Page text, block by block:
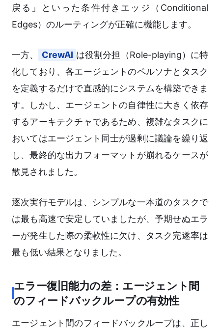
戻る」といった条件付きエッジ（Conditional
Edges）のルーティングが正確に機能します。
一方、 CrewAI は役割分担（Role-playing）に特
化しており、各エージェントのペルソナとタスク
を定義するだけで直感的にシステムを構築できま
す。しかし、エージェントの自律性に大きく依存
するアーキテクチャであるため、複雑なタスクに
おいてはエージェント同士が過剰に議論を繰り返
し、最終的な出力フォーマットが崩れるケースが
散見されました。
逐次実行モデルは、シンプルな一本道のタスクで
は最も高速で安定していましたが、予期せぬエラ
ーが発生した際の柔軟性に欠け、タスク完遂率は
最も低い結果となりました。
エラー復旧能力の差：エージェント間
のフィードバックループの有効性
エージェント間のフィードバックループは、正し